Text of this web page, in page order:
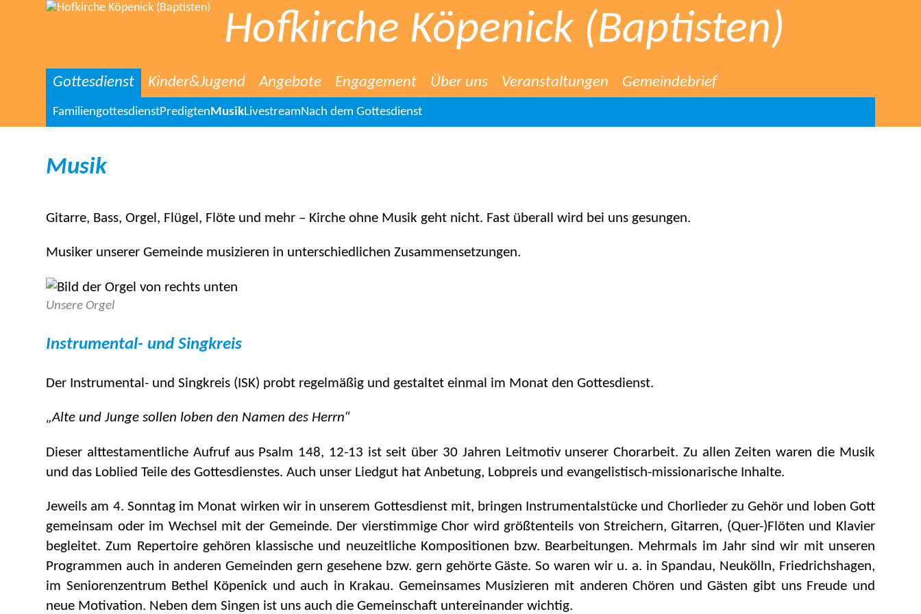
Hofkirche Köpenick (Baptisten)
Gottesdienst Kinder&Jugend Angebote Engagement Über uns Veranstaltungen Gemeindebrief
FamiliengottesdienstPredigtenMusikLivestreamNach dem Gottesdienst
Musik
Gitarre, Bass, Orgel, Flügel, Flöte und mehr – Kirche ohne Musik geht nicht. Fast überall wird bei uns gesungen.
Musiker unserer Gemeinde musizieren in unterschiedlichen Zusammensetzungen.
Unsere Orgel
Instrumental- und Singkreis
Der Instrumental- und Singkreis (ISK) probt regelmäßig und gestaltet einmal im Monat den Gottesdienst.
„Alte und Junge sollen loben den Namen des Herrn“
Dieser alttestamentliche Aufruf aus Psalm 148, 12-13 ist seit über 30 Jahren Leitmotiv unserer Chorarbeit. Zu allen Zeiten waren die Musik
und das Loblied Teile des Gottesdienstes. Auch unser Liedgut hat Anbetung, Lobpreis und evangelistisch-missionarische Inhalte.
Jeweils am 4. Sonntag im Monat wirken wir in unserem Gottesdienst mit, bringen Instrumentalstücke und Chorlieder zu Gehör und loben Gott
gemeinsam oder im Wechsel mit der Gemeinde. Der vierstimmige Chor wird größtenteils von Streichern, Gitarren, (Quer-)Flöten und Klavier
begleitet. Zum Repertoire gehören klassische und neuzeitliche Kompositionen bzw. Bearbeitungen. Mehrmals im Jahr sind wir mit unseren
Programmen auch in anderen Gemeinden gern gesehene bzw. gern gehörte Gäste. So waren wir u. a. in Spandau, Neukölln, Friedrichshagen,
im Seniorenzentrum Bethel Köpenick und auch in Krakau. Gemeinsames Musizieren mit anderen Chören und Gästen gibt uns Freude und
neue Motivation. Neben dem Singen ist uns auch die Gemeinschaft untereinander wichtig.